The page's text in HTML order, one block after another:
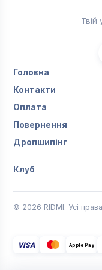
Твій
Головна
Контакти
Оплата
Повернення
Дропшипінг
Клуб
© 2026 RIDMI. Усі
VISA Apple Pay